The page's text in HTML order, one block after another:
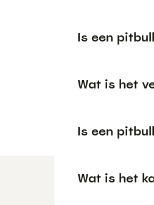
Is een
Wat is het
Is een
Wat is het